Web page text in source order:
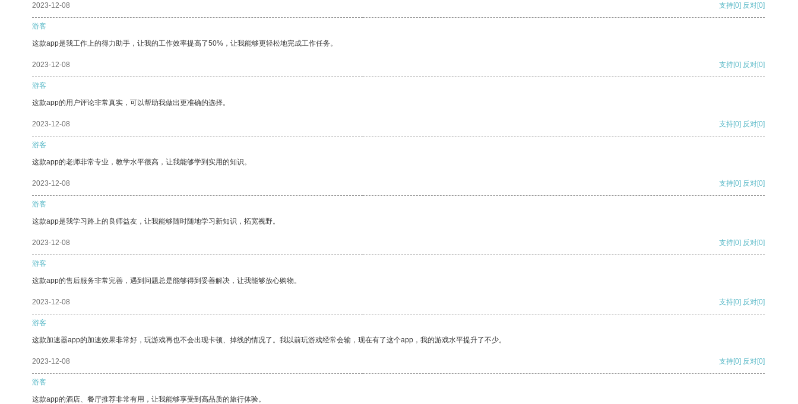
2023-12-08 支持[0] 反对[0]
游客
这款app是我工作上的得力助手，让我的工作效率提高了50%，让我能够更轻松地完成工作任务。
2023-12-08 支持[0] 反对[0]
游客
这款app的用户评论非常真实，可以帮助我做出更准确的选择。
2023-12-08 支持[0] 反对[0]
游客
这款app的老师非常专业，教学水平很高，让我能够学到实用的知识。
2023-12-08 支持[0] 反对[0]
游客
这款app是我学习路上的良师益友，让我能够随时随地学习新知识，拓宽视野。
2023-12-08 支持[0] 反对[0]
游客
这款app的售后服务非常完善，遇到问题总是能够得到妥善解决，让我能够放心购物。
2023-12-08 支持[0] 反对[0]
游客
这款加速器app的加速效果非常好，玩游戏再也不会出现卡顿、掉线的情况了。我以前玩游戏经常会输，现在有了这个app，我的游戏水平提升了不少。
2023-12-08 支持[0] 反对[0]
游客
这款app的酒店、餐厅推荐非常有用，让我能够享受到高品质的旅行体验。